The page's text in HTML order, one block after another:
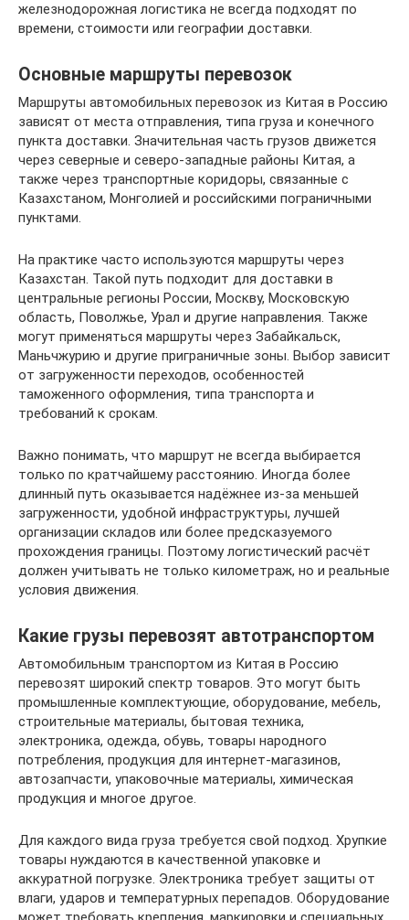
железнодорожная логистика не всегда подходят по
времени, стоимости или географии доставки.
Основные маршруты перевозок
Маршруты автомобильных перевозок из Китая в Россию
зависят от места отправления, типа груза и конечного
пункта доставки. Значительная часть грузов движется
через северные и северо-западные районы Китая, а
также через транспортные коридоры, связанные с
Казахстаном, Монголией и российскими пограничными
пунктами.
На практике часто используются маршруты через
Казахстан. Такой путь подходит для доставки в
центральные регионы России, Москву, Московскую
область, Поволжье, Урал и другие направления. Также
могут применяться маршруты через Забайкальск,
Маньчжурию и другие приграничные зоны. Выбор зависит
от загруженности переходов, особенностей
таможенного оформления, типа транспорта и
требований к срокам.
Важно понимать, что маршрут не всегда выбирается
только по кратчайшему расстоянию. Иногда более
длинный путь оказывается надёжнее из-за меньшей
загруженности, удобной инфраструктуры, лучшей
организации складов или более предсказуемого
прохождения границы. Поэтому логистический расчёт
должен учитывать не только километраж, но и реальные
условия движения.
Какие грузы перевозят автотранспортом
Автомобильным транспортом из Китая в Россию
перевозят широкий спектр товаров. Это могут быть
промышленные комплектующие, оборудование, мебель,
строительные материалы, бытовая техника,
электроника, одежда, обувь, товары народного
потребления, продукция для интернет-магазинов,
автозапчасти, упаковочные материалы, химическая
продукция и многое другое.
Для каждого вида груза требуется свой подход. Хрупкие
товары нуждаются в качественной упаковке и
аккуратной погрузке. Электроника требует защиты от
влаги, ударов и температурных перепадов. Оборудование